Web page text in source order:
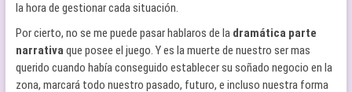
la hora de gestionar cada situación.
Por cierto, no se me puede pasar hablaros de la dramática parte
narrativaque posee el juego. Y es la muerte de nuestro ser mas
querido cuando había conseguido establecer su soñado negocio en la
zona, marcará todo nuestro pasado, futuro, e incluso nuestra forma